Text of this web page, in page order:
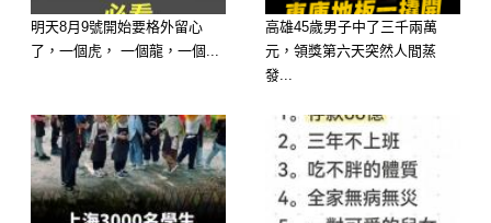
明天8月9號開始要格外留心
了，一個虎， 一個龍，一個...
高雄45歲男子中了三千兩萬
元，領獎第六天突然人間蒸
發...